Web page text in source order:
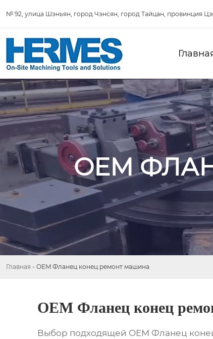
№ 92, улица Шэньян, город Чэнсян, город Тайцан, провинция
OEM
Главная - OEM Фланец конец ремонт машина
OEM Фланец конец
Выбор подходящей OEM Фланец